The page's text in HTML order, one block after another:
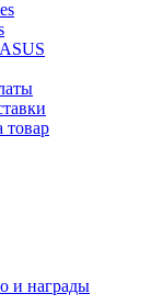
товар
и награды